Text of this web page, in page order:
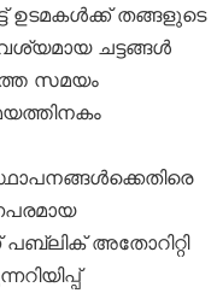
ഉടമകൾക്ക് തങ്ങളുടെ
ചട്ടങ്ങൾ
സമയം
അതോറിറ്റി